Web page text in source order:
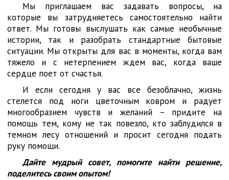
Мы приглашаем вас задавать вопросы, на
которые вы затрудняетесь самостоятельно найти
ответ. Мы готовы выслушать как самые необычные
истории, так и разобрать стандартные бытовые
ситуации. Мы открыты для вас в моменты, когда вам
тяжело и с нетерпением ждем вас, когда ваше
сердце поет от счастья.
И если сегодня у вас все безоблачно, жизнь
стелется под ноги цветочным ковром и радует
многообразием чувств и желаний – придите на
помощь тем, кому не так повезло, кто заблудился в
темном лесу отношений и просит сегодня подать
руку помощи.
Дайте мудрый совет, помогите найти решение,
поделитесь своим опытом!